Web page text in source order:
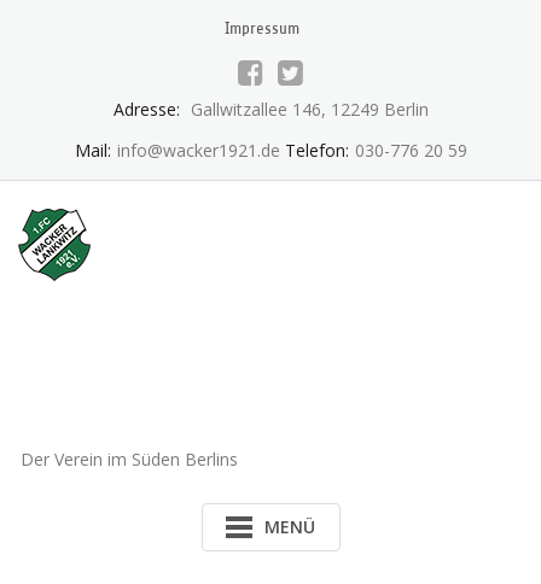
Impressum
Adresse: Gallwitzallee 146, 12249 Berlin
Mail: info@wacker1921.de Telefon: 030-776 20 59
Der Verein im Süden Berlins
MENÜ